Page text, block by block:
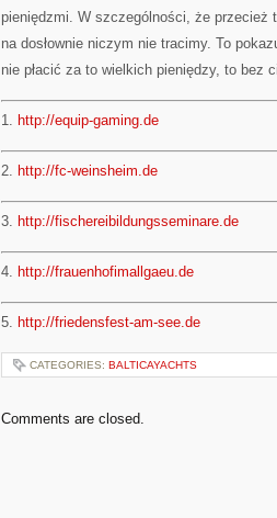
pieniędzmi. W szczególności, że
na dosłownie niczym nie tracimy. To
nie płacić za to wielkich pieniędzy, to bez
1. http://equip-gaming.de
2. http://fc-weinsheim.de
3. http://fischereibildungsseminare.de
4. http://frauenhofimallgaeu.de
5. http://friedensfest-am-see.de
CATEGORIES: BALTICAYACHTS
Comments are closed.